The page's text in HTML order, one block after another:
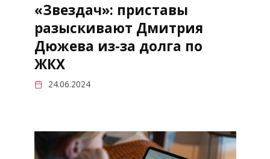
«Звездач»: приставы
разыскивают Дмитрия
Дюжева из-за долга по
ЖКХ
24.06.2024